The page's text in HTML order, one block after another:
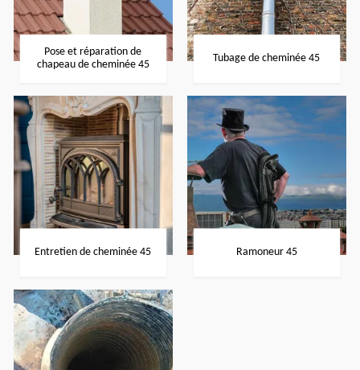
Pose et réparation de
chapeau de cheminée 45
Tubage de cheminée 45
Entretien de cheminée 45 Ramoneur 45